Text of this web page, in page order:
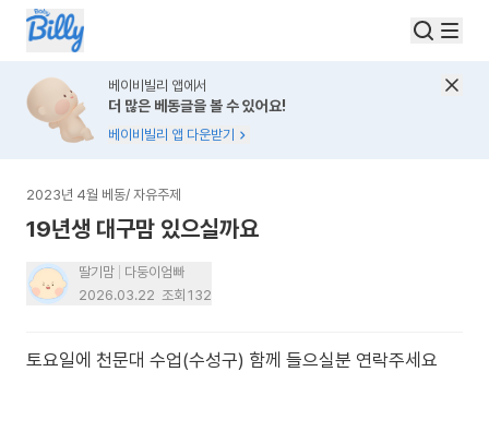
베이비빌리 앱에서
더 많은 베동글을 볼 수 있어요!
베이비빌리 앱 다운받기
2023년 4월 베동/ 자유주제
19년생 대구맘 있으실까요
딸기맘
다둥이엄빠
2026.03.22 조회 132
토요일에 천문대 수업(수성구) 함께 들으실분 연락주세요